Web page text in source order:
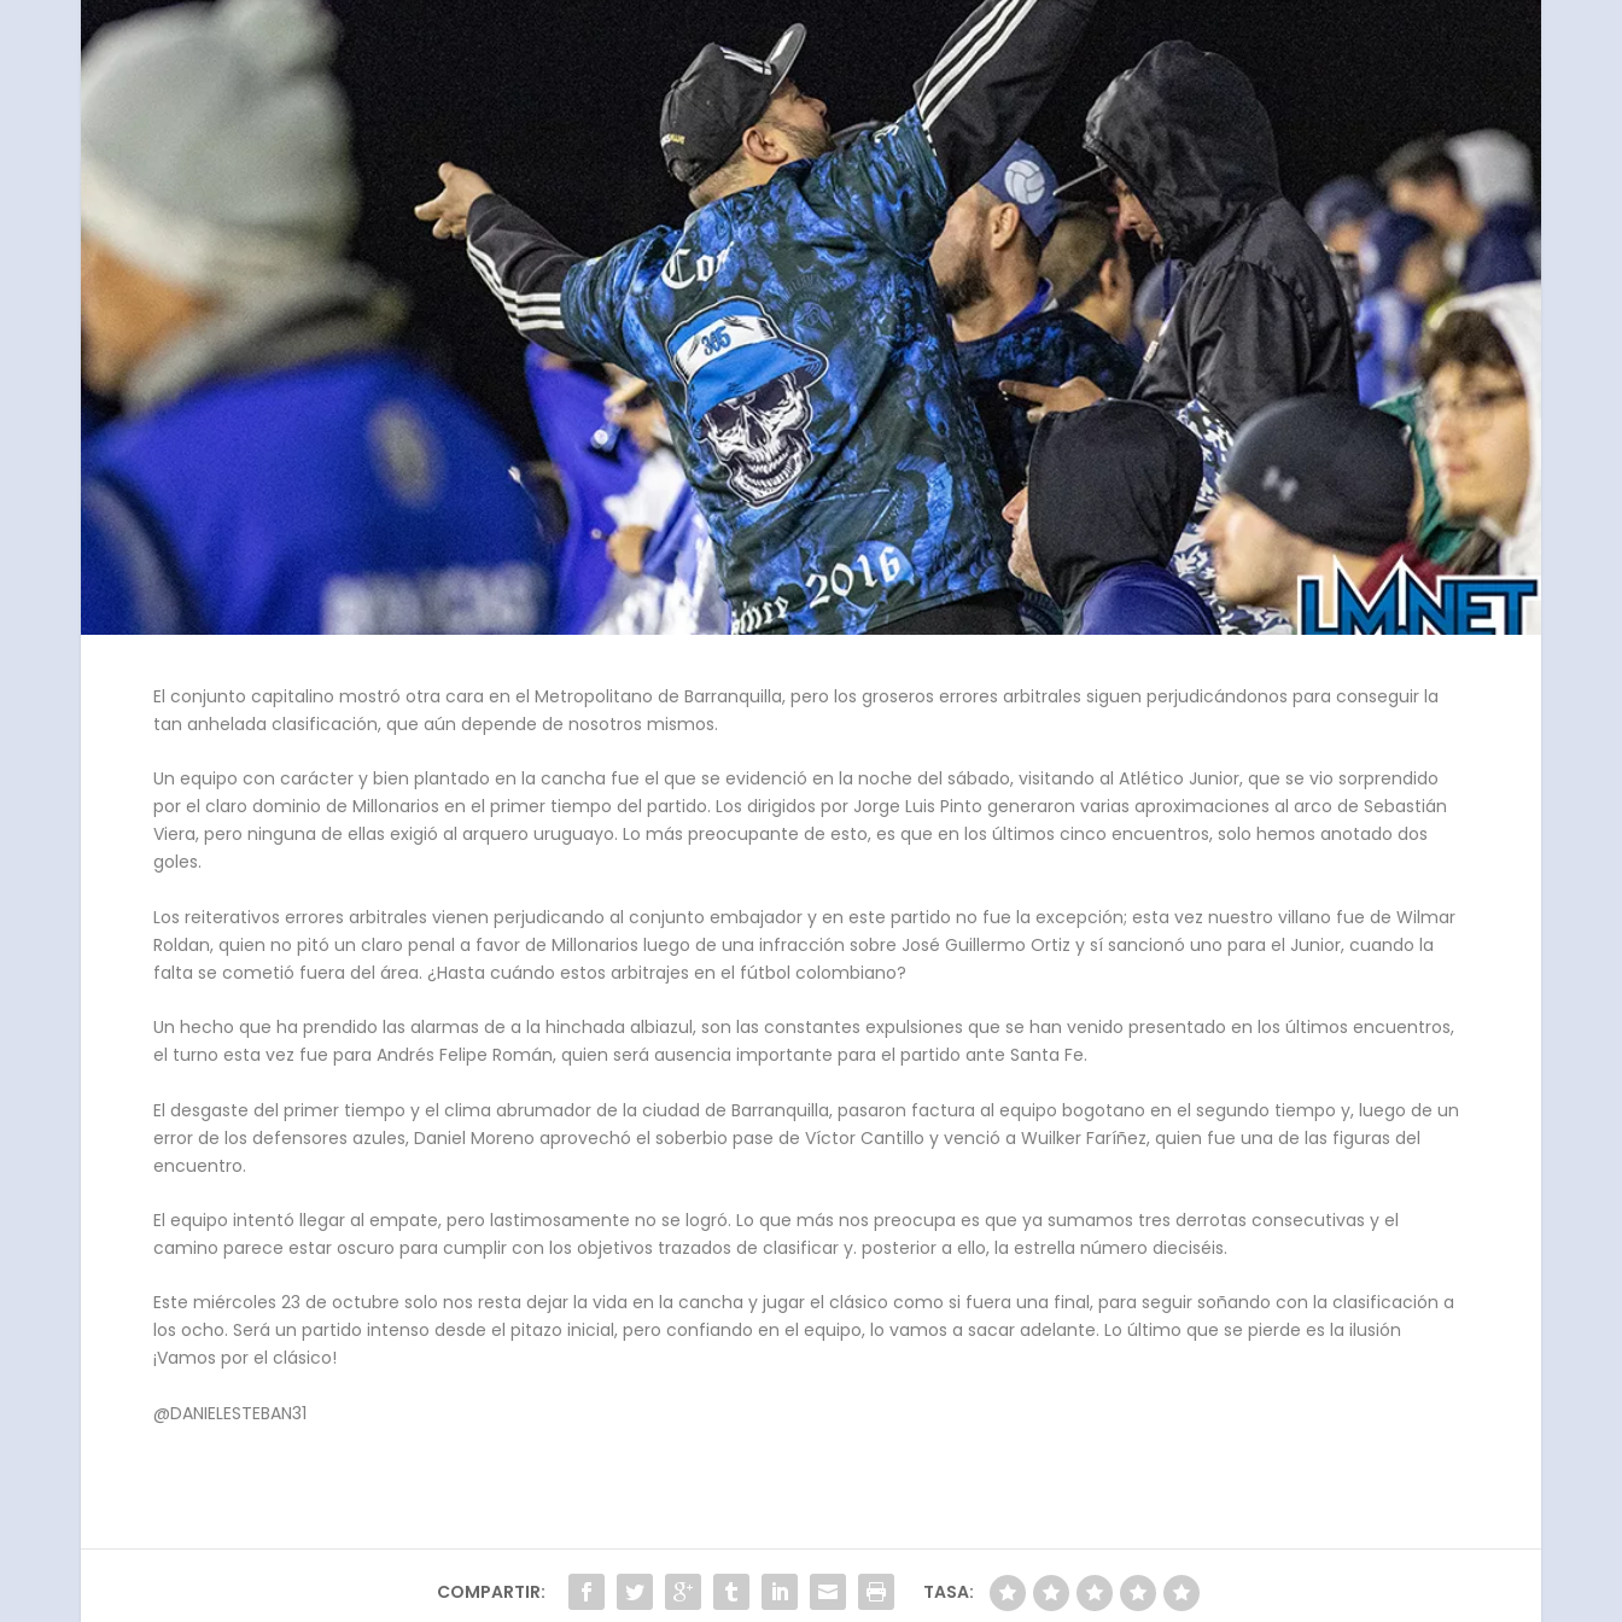
El conjunto capitalino mostró otra cara en el Metropolitano de Barranquilla, pero los groseros errores arbitrales siguen perjudicándonos para conseguir la
tan anhelada clasificación, que aún depende de nosotros mismos.
Un equipo con carácter y bien plantado en la cancha fue el que se evidenció en la noche del sábado, visitando al Atlético Junior, que se vio sorprendido
por el claro dominio de Millonarios en el primer tiempo del partido. Los dirigidos por Jorge Luis Pinto generaron varias aproximaciones al arco de Sebastián
Viera, pero ninguna de ellas exigió al arquero uruguayo. Lo más preocupante de esto, es que en los últimos cinco encuentros, solo hemos anotado dos
goles.
Los reiterativos errores arbitrales vienen perjudicando al conjunto embajador y en este partido no fue la excepción; esta vez nuestro villano fue de Wilmar
Roldan, quien no pitó un claro penal a favor de Millonarios luego de una infracción sobre José Guillermo Ortiz y sí sancionó uno para el Junior, cuando la
falta se cometió fuera del área. ¿Hasta cuándo estos arbitrajes en el fútbol colombiano?
Un hecho que ha prendido las alarmas de a la hinchada albiazul, son las constantes expulsiones que se han venido presentado en los últimos encuentros,
el turno esta vez fue para Andrés Felipe Román, quien será ausencia importante para el partido ante Santa Fe.
El desgaste del primer tiempo y el clima abrumador de la ciudad de Barranquilla, pasaron factura al equipo bogotano en el segundo tiempo y, luego de un
error de los defensores azules, Daniel Moreno aprovechó el soberbio pase de Víctor Cantillo y venció a Wuilker Faríñez, quien fue una de las figuras del
encuentro.
El equipo intentó llegar al empate, pero lastimosamente no se logró. Lo que más nos preocupa es que ya sumamos tres derrotas consecutivas y el
camino parece estar oscuro para cumplir con los objetivos trazados de clasificar y. posterior a ello, la estrella número dieciséis.
Este miércoles 23 de octubre solo nos resta dejar la vida en la cancha y jugar el clásico como si fuera una final, para seguir soñando con la clasificación a
los ocho. Será un partido intenso desde el pitazo inicial, pero confiando en el equipo, lo vamos a sacar adelante. Lo último que se pierde es la ilusión
¡Vamos por el clásico!
@DANIELESTEBAN31
COMPARTIR: TASA: